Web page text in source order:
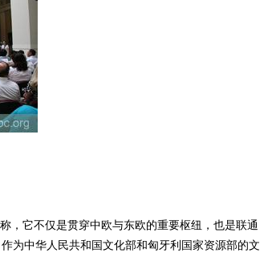
它不仅是贯穿中欧与东欧的重要枢纽，也是联通
为中华人民共和国文化部和匈牙利国家资源部的文